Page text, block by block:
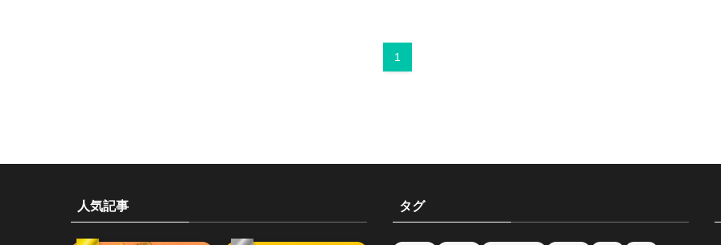
1
人気記事 タグ